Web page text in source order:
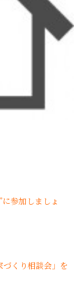
参加しましょ
くり相談会」を